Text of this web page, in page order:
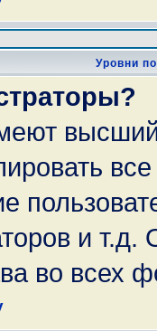
Уровни
и
во всех